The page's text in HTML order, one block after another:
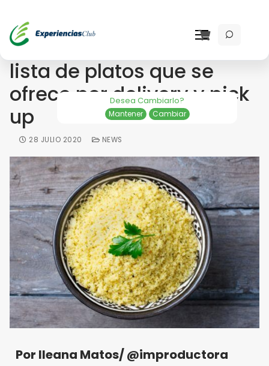
Desea Cambiarlo?
Mantener Cambiar
El couscous enriquece la
lista de platos que se
ofrece por delivery y pick
up
28 JULIO 2020 NEWS
Por Ileana Matos/ @improductora